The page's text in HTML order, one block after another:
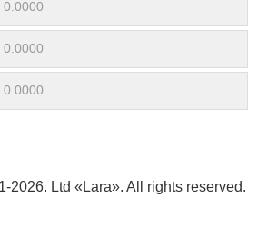
2026. Ltd «Lara». All rights reserved.